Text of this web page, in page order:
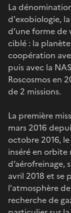
La
d'exobiologie,
d’une forme de
ciblé : la
coopération
puis avec la
Roscosmos en
de 2 missions.
La première
mars 2016
octobre 2016,
inséré en
d’aérofreinage,
avril 2018 et se
l'atmosphère
recherche de